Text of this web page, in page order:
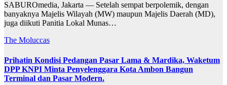
SABUROmedia, Jakarta — Setelah sempat berpolemik, dengan
banyaknya Majelis Wilayah (MW) maupun Majelis Daerah (MD),
juga diikuti Panitia Lokal Munas…
The Moluccas
Prihatin Kondisi Pedangan Pasar Lama & Mardika, Waketum
DPP KNPI Minta Penyelenggara Kota Ambon Bangun
Terminal dan Pasar Modern.